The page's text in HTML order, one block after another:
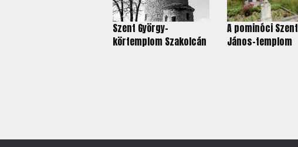
Szent György-
körtemplom Szakolcán
A pominóci Szent
János-templom